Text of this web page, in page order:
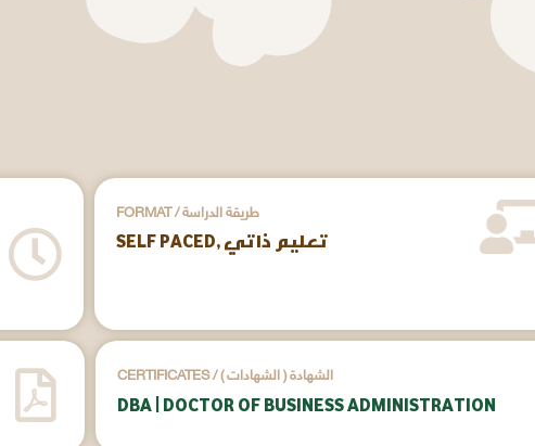
FORMAT / طريقة الدراسة
SELF PACED, تعليم ذاتي
CERTIFICATES / ( الشهادات ) الشهادة
DBA | DOCTOR OF BUSINESS ADMINISTRATION